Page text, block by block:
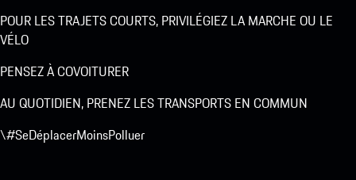
POUR LES TRAJETS COURTS, PRIVILÉGIEZ LA MARCHE OU LE
VÉLO
PENSEZ À COVOITURER
AU QUOTIDIEN, PRENEZ LES TRANSPORTS EN COMMUN
\#SeDéplacerMoinsPolluer